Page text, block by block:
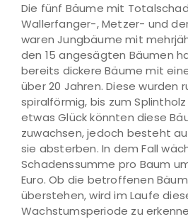
Die fünf Bäume mit
Wallerfanger-, Metzer- und
waren Jungbäume mit
den 15 angesägten Bäumen
bereits dickere Bäume mit
über 20 Jahren. Diese wurden
spiralförmig, bis zum
etwas Glück könnten diese
zuwachsen, jedoch besteht
sie absterben. In dem Fall
Schadenssumme pro Baum
Euro. Ob die betroffenen
überstehen, wird im Laufe
Wachstumsperiode zu